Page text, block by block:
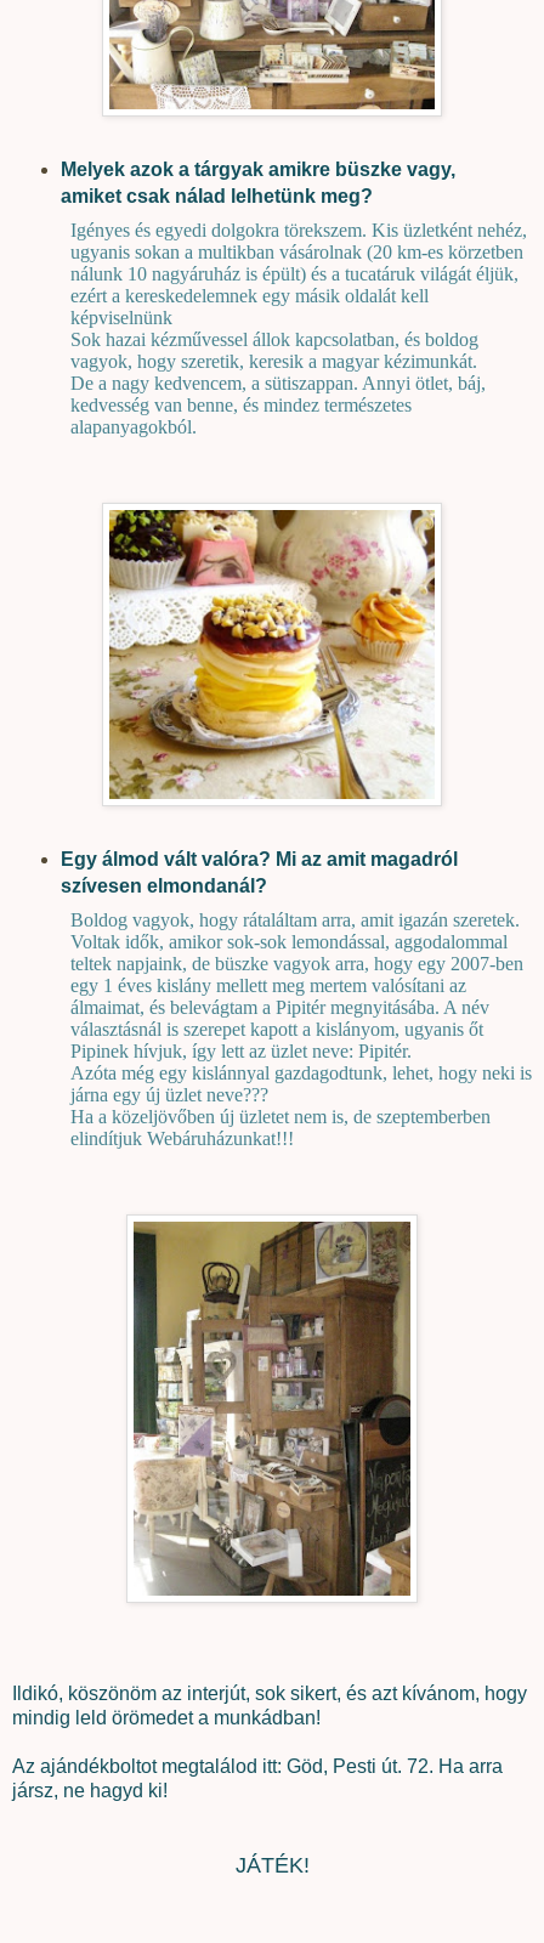
Melyek azok a tárgyak amikre büszke vagy,
amiket csak nálad lelhetünk meg?
Igényes és egyedi dolgokra törekszem. Kis üzletként nehéz,
ugyanis sokan a multikban vásárolnak (20 km-es körzetben
nálunk 10 nagyáruház is épült) és a tucatáruk világát éljük,
ezért a kereskedelemnek egy másik oldalát kell
képviselnünk
Sok hazai kézművessel állok kapcsolatban, és boldog
vagyok, hogy szeretik, keresik a magyar kézimunkát.
De a nagy kedvencem, a sütiszappan. Annyi ötlet, báj,
kedvesség van benne, és mindez természetes
alapanyagokból.
Egy álmod vált valóra? Mi az amit magadról
szívesen elmondanál?
Boldog vagyok, hogy rátaláltam arra, amit igazán szeretek.
Voltak idők, amikor sok-sok lemondással, aggodalommal
teltek napjaink, de büszke vagyok arra, hogy egy 2007-ben
egy 1 éves kislány mellett meg mertem valósítani az
álmaimat, és belevágtam a Pipitér megnyitásába. A név
választásnál is szerepet kapott a kislányom, ugyanis őt
Pipinek hívjuk, így lett az üzlet neve: Pipitér.
Azóta még egy kislánnyal gazdagodtunk, lehet, hogy neki is
járna egy új üzlet neve???
Ha a közeljövőben új üzletet nem is, de szeptemberben
elindítjuk Webáruházunkat!!!
Ildikó, köszönöm az interjút, sok sikert, és azt kívánom, hogy
mindig leld örömedet a munkádban!
Az ajándékboltot megtalálod itt: Göd, Pesti út. 72. Ha arra
jársz, ne hagyd ki!
JÁTÉK!